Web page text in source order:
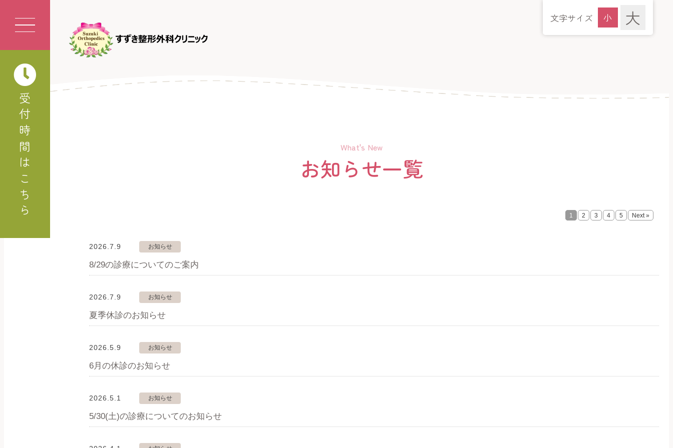
What's New
お知らせ一覧
1 2 3 4 5 Next »
2026.7.9 お知らせ
8/29の診療についてのご案内
2026.7.9 お知らせ
夏季休診のお知らせ
2026.5.9 お知らせ
6月の休診のお知らせ
2026.5.1 お知らせ
5/30(土)の診療についてのお知らせ
文字サイズ
受付時間はこちら